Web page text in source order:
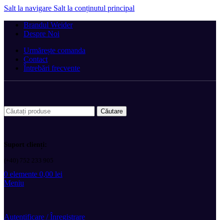
Salt la navigare Salt la conținutul principal
Brandul Weider
Despre Noi
Urmărește comanda
Contact
Întrebări frecvente
Căutare
Suport clienți:
(+40) 752 233 905
0 elemente 0,00 lei
Meniu
Autentificare / Înregistrare